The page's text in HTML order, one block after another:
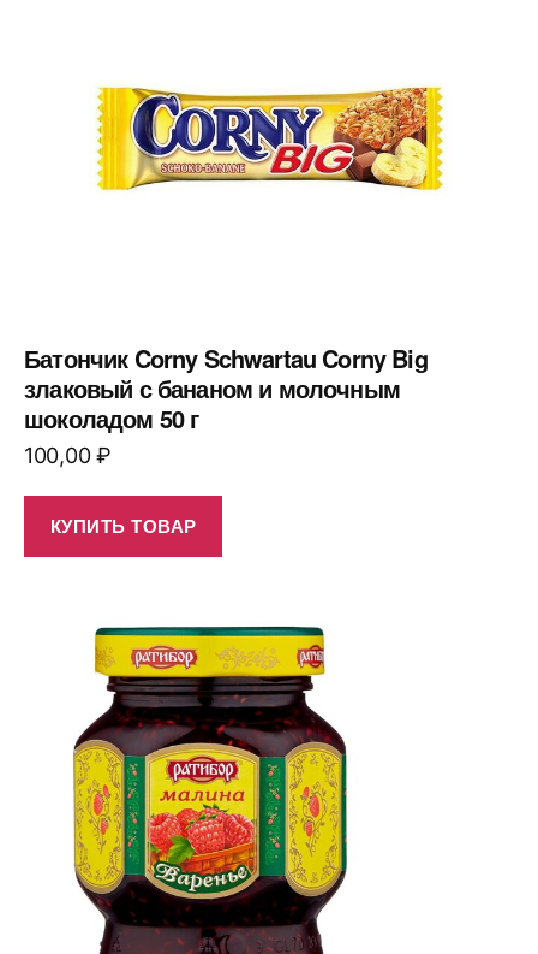
Батончик Corny Schwartau Corny Big
злаковый с бананом и молочным
шоколадом 50 г
100,00₽
КУПИТЬ ТОВАР